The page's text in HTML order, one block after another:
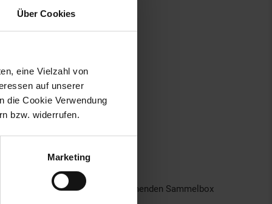
Über Cookies
eine Vielzahl von
auf unserer
die Cookie Verwendung
bzw. widerrufen.
Marketing
sachgerecht in einer entsprechenden Sammelbox